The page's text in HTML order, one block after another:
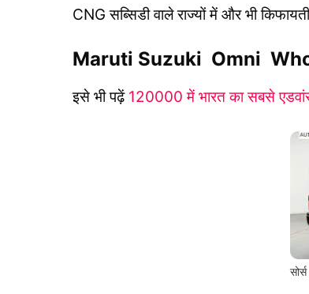
CNG सब्सिडी वाले राज्यों में और भी किफायती
Maruti Suzuki Omni
इसे भी पढ़ें 120000 में भारत का सबसे